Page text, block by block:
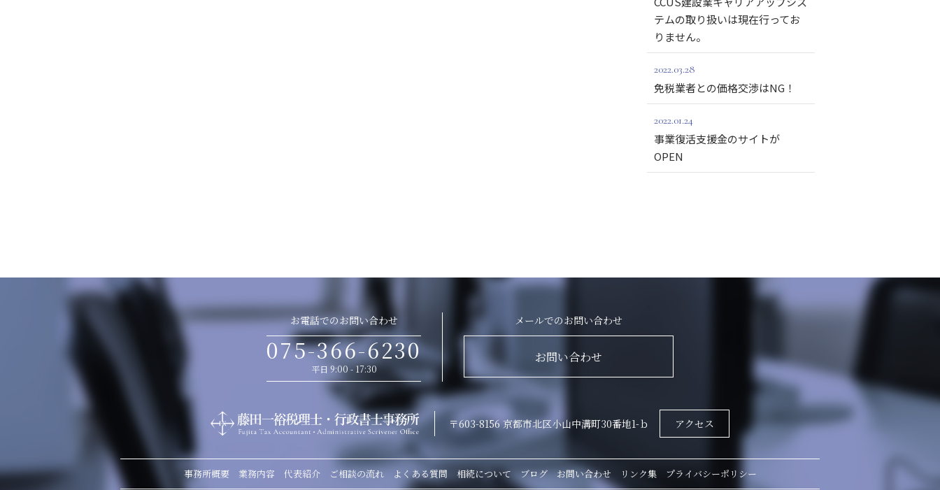
テムの取り扱いは現在行ってお
りません。
2022.03.28
免税業者との価格交渉はNG！
2022.01.24
事業復活支援金のサイトが
OPEN
お電話でのお問い合わせ
075-366-6230
平日 9:00 - 17:30
メールでのお問い合わせ
お問い合わせ
〒603-8156 京都市北区小山中溝町30番地1-ｂ アクセス
事務所概要 業務内容 代表紹介 ご相談の流れ よくある質問 相続について ブログ お問い合わせ リンク集 プライバシーポリシー